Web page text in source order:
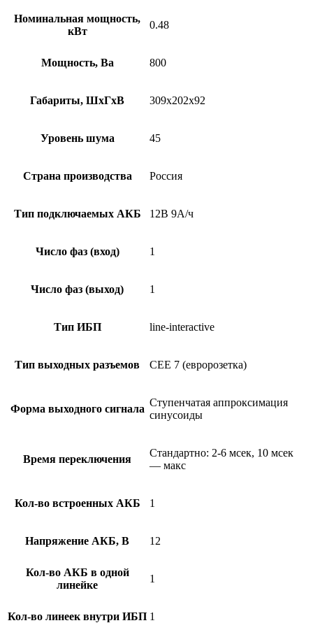
Номинальная мощность,
кВт
0.48
Мощность, Ва 800
Габариты, ШхГхВ 309x202x92
Уровень шума 45
Страна производства Россия
Тип подключаемых АКБ 12В 9А/ч
Число фаз (вход) 1
Число фаз (выход) 1
Тип ИБП line-interactive
Тип выходных разъемов CEE 7 (евророзетка)
Форма выходного сигнала
Ступенчатая аппроксимация
синусоиды
Время переключения
Стандартно: 2-6 мсек, 10 мсек
— макс
Кол-во встроенных АКБ 1
Напряжение АКБ, В 12
Кол-во АКБ в одной
линейке
1
Кол-во линеек внутри ИБП 1